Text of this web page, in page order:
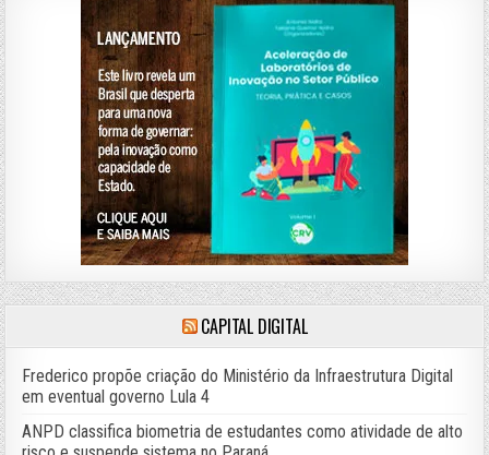
CAPITAL DIGITAL
Frederico propõe criação do Ministério da Infraestrutura Digital
em eventual governo Lula 4
ANPD classifica biometria de estudantes como atividade de alto